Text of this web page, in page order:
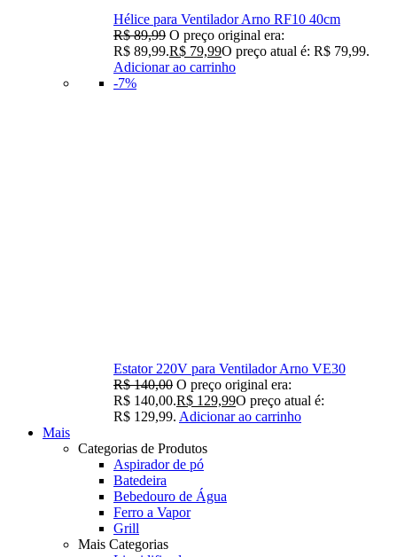
Hélice para Ventilador Arno RF10 40cm
R$89,99 O preço original era:
R$ 89,99.R$ 79,99O preço atual é: R$ 79,99.
Adicionar ao carrinho
-7%
Estator 220V para Ventilador Arno VE30
R$140,00 O preço original era:
R$ 140,00.R$ 129,99O preço atual é:
R$ 129,99. Adicionar ao carrinho
Mais
Categorias de Produtos
Aspirador de pó
Batedeira
Bebedouro de Água
Ferro a Vapor
Grill
Mais Categorias